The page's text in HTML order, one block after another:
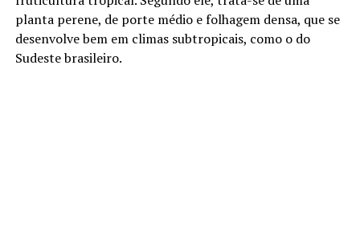
planta perene, de porte médio e folhagem densa, que se
desenvolve bem em climas subtropicais, como o do
Sudeste brasileiro.